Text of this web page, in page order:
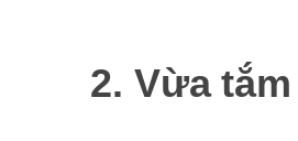
2. Vừa